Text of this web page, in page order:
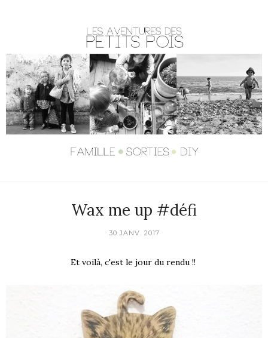
Wax me up #défi
30 JANV. 2017
Et voilà, c'est le jour du rendu !!